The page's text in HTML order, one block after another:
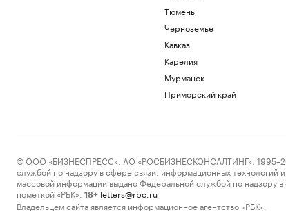
в третьем круге турнира в Торонто
Минпромторг сообщил об изучении
властями идей по поддержке селлеров
Тюмень
Черноземье
Кавказ
Карелия
Мурманск
Приморский край
© ООО «БИЗНЕСПРЕСС», АО «РОСБИЗНЕСКОНСАЛТИНГ»,
службой по надзору в сфере связи, информационных технологий
массовой информации выдано Федеральной службой по
пометкой «РБК».
18+ letters@rbc.ru
Владельцем сайта является информационное агентство «РБК».